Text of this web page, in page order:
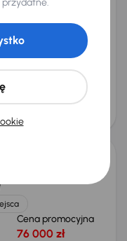
130 kW
2.0 D-4D
L2H1
Cena promocyjna
86 000 zł
Cena promocyjna
76 000 zł
przydatne.